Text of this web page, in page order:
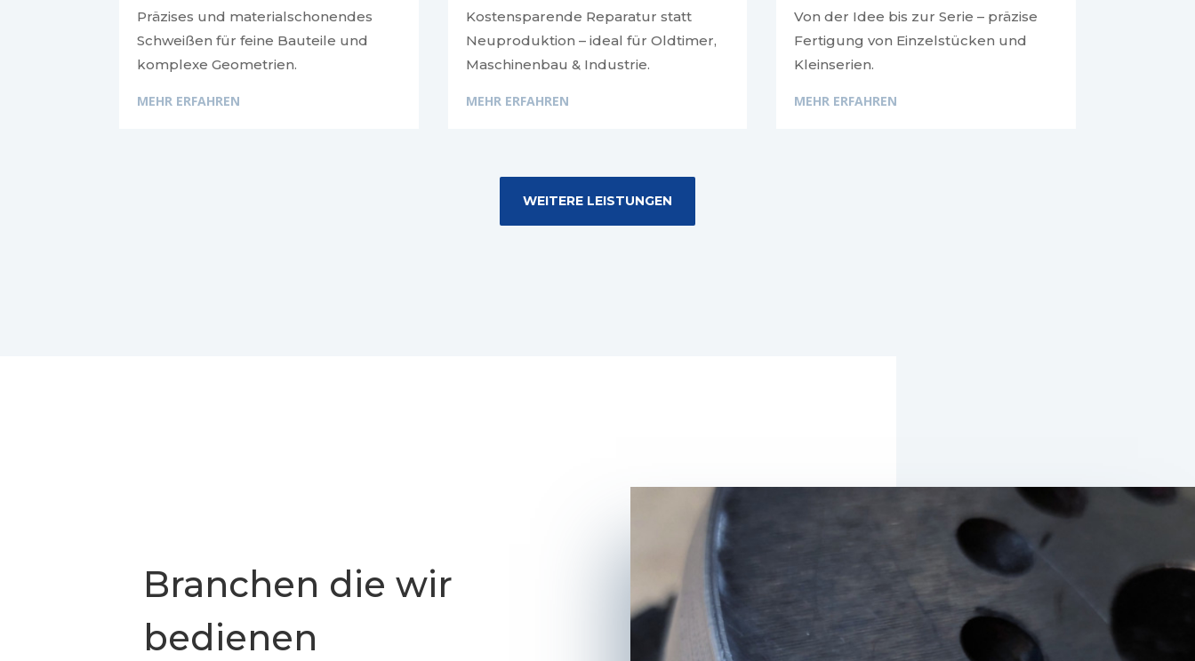
Präzises und materialschonendes
Schweißen für feine Bauteile und
komplexe Geometrien.
MEHR ERFAHREN
Kostensparende Reparatur statt
Neuproduktion – ideal für Oldtimer,
Maschinenbau & Industrie.
MEHR ERFAHREN
Von der Idee bis zur Serie – präzise
Fertigung von Einzelstücken und
Kleinserien.
MEHR ERFAHREN
WEITERE LEISTUNGEN
Branchen die wir
bedienen